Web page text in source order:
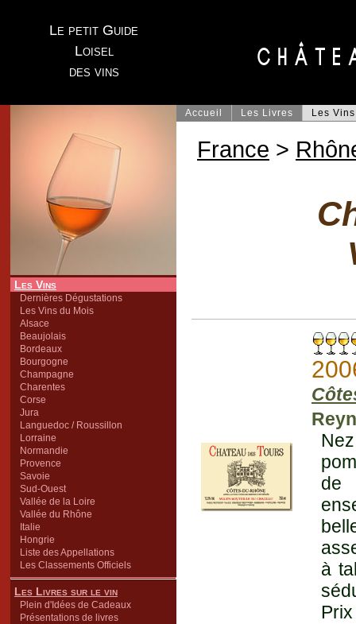
Le petit Guide
Loisel
des vins
Les Vins
Dernières Dégustations
Les Vins du Mois
Alsace
Beaujolais
Bordeaux
Bourgogne
Champagne
Charentes
Corse
Jura
Languedoc / Roussillon
Lorraine
Normandie
Provence
Savoie
Sud-Ouest
Vallée de la Loire
Vallée du Rhône
Italie
Hongrie
Liste des Appellations
Les Classements Officiels
Les Livres sur le vin
Plein d'Idées de Cadeaux
Présentations de livres
Accueil Les Livres Les Vins
France >
de
à